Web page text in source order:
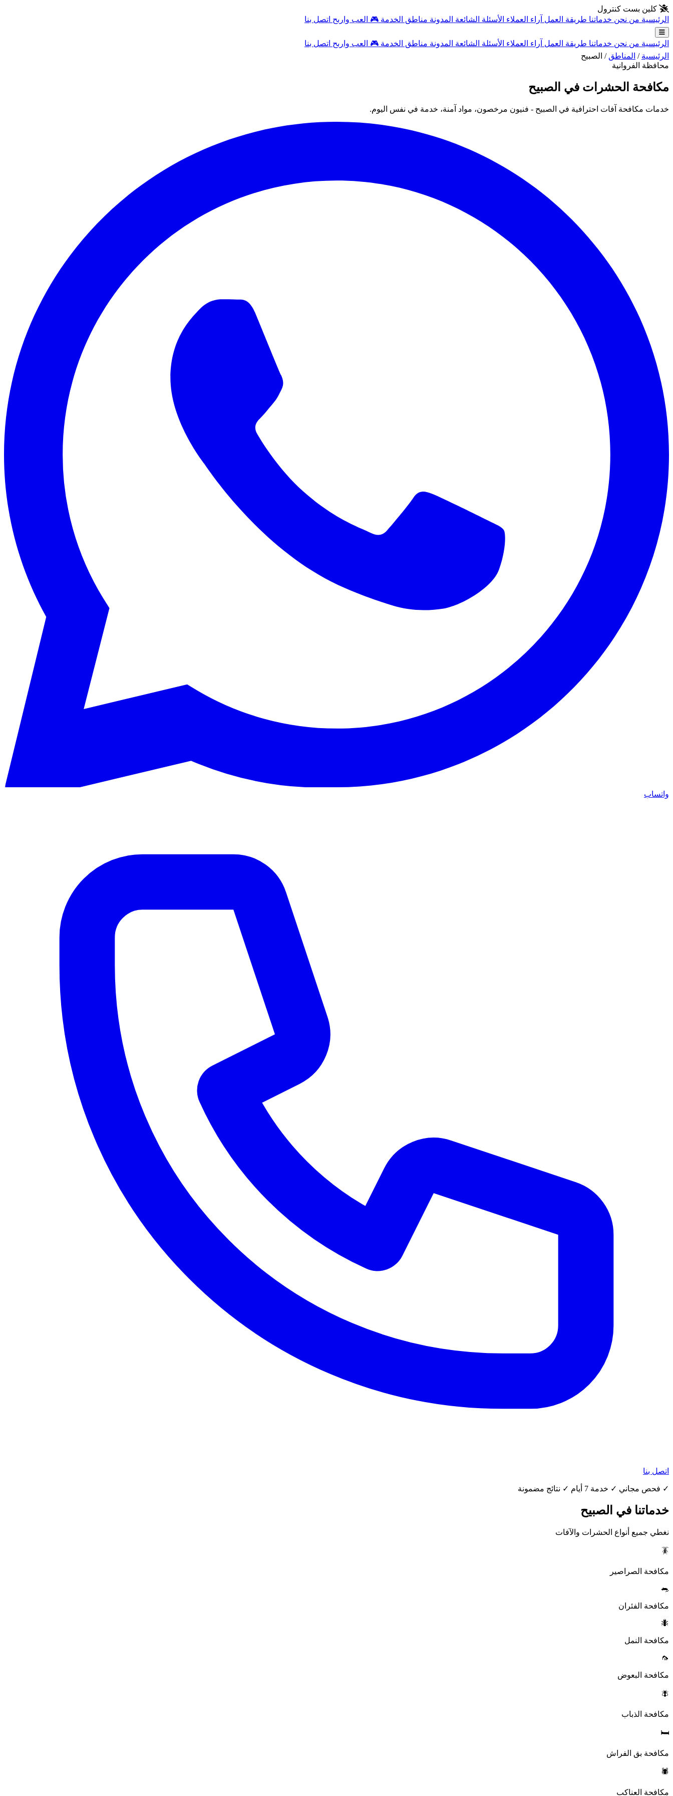
انتقل إلى المحتوى الرئيسي
كلين بست كنترول
الرئيسية من نحن خدماتنا طريقة العمل آراء العملاء الأسئلة الشائعة المدونة مناطق الخدمة 🎮 العب واربح اتصل بنا
الرئيسية من نحن خدماتنا طريقة العمل آراء العملاء الأسئلة الشائعة المدونة مناطق الخدمة 🎮 العب واربح اتصل بنا
الرئيسية / المناطق / الصبيح
محافظة الفروانية
مكافحة الحشرات في الصبيح
خدمات مكافحة آفات احترافية في الصبيح - فنيون مرخصون، مواد آمنة، خدمة في نفس اليوم.
واتساب
اتصل بنا
✓ فحص مجاني ✓ خدمة 7 أيام ✓ نتائج مضمونة
خدماتنا في الصبيح
نغطي جميع أنواع الحشرات والآفات
🪳
مكافحة الصراصير
🐀
مكافحة الفئران
🐜
مكافحة النمل
🦟
مكافحة البعوض
🪰
مكافحة الذباب
🛏️
مكافحة بق الفراش
🕷️
مكافحة العناكب